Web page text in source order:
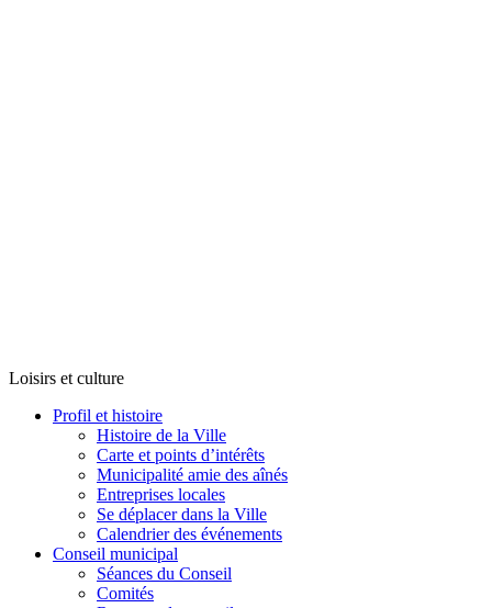
Loisirs et culture
Profil et histoire
Histoire de la Ville
Carte et points d’intérêts
Municipalité amie des aînés
Entreprises locales
Se déplacer dans la Ville
Calendrier des événements
Conseil municipal
Séances du Conseil
Comités